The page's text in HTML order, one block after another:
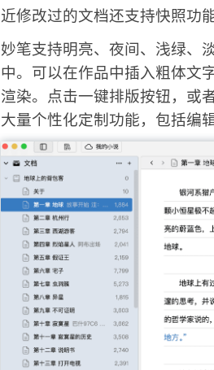
近修改过的文档还支持快照功
妙笔支持明亮、夜间、浅绿、
中。可以在作品中插入粗体文
渲染。点击一键排版按钮，或
大量个性化定制功能，包括编